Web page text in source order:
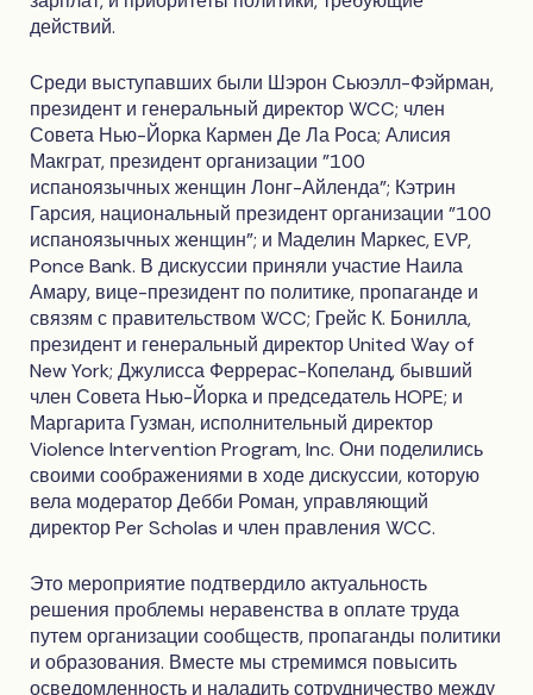
действий.
Среди выступавших были Шэрон Сьюэлл-Фэйрман,
президент и генеральный директор WCC; член
Совета Нью-Йорка Кармен Де Ла Роса; Алисия
Макграт, президент организации "100
испаноязычных женщин Лонг-Айленда"; Кэтрин
Гарсия, национальный президент организации "100
испаноязычных женщин"; и Маделин Маркес, EVP,
Ponce Bank. В дискуссии приняли участие Наила
Амару, вице-президент по политике, пропаганде и
связям с правительством WCC; Грейс К. Бонилла,
президент и генеральный директор United Way of
New York; Джулисса Феррерас-Копеланд, бывший
член Совета Нью-Йорка и председатель HOPE; и
Маргарита Гузман, исполнительный директор
Violence Intervention Program, Inc. Они поделились
своими соображениями в ходе дискуссии, которую
вела модератор Дебби Роман, управляющий
директор Per Scholas и член правления WCC.
Это мероприятие подтвердило актуальность
решения проблемы неравенства в оплате труда
путем организации сообществ, пропаганды политики
и образования. Вместе мы стремимся повысить
осведомленность и наладить сотрудничество между